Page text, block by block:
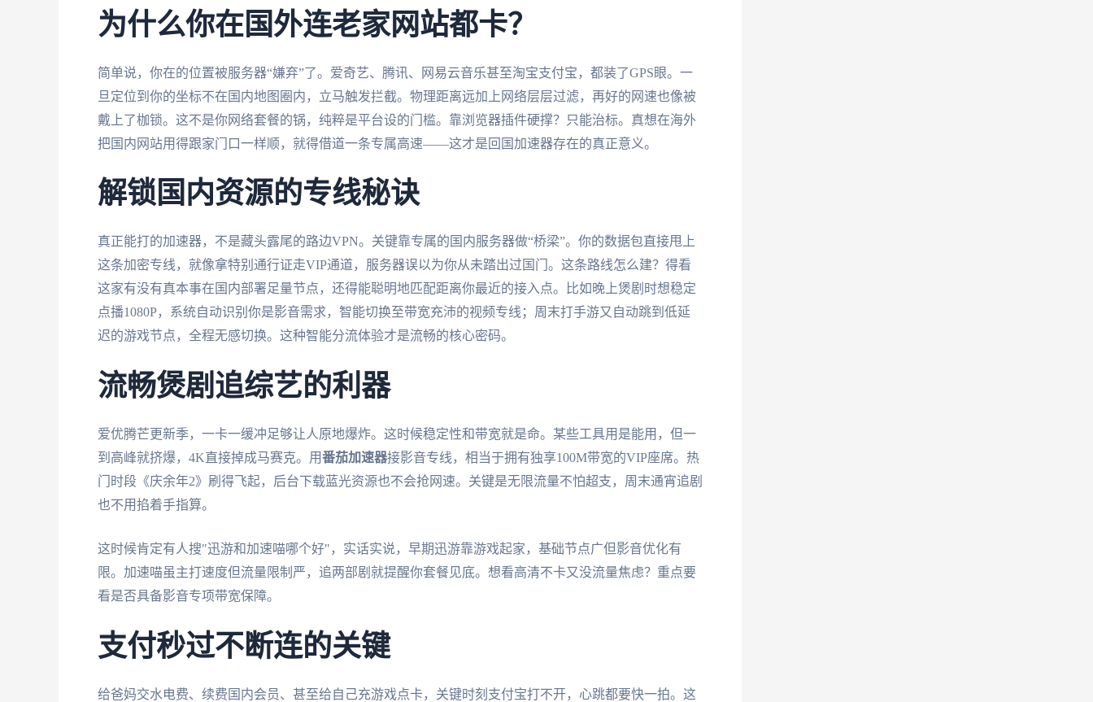
为什么你在国外连老家网站都卡？
简单说，你在的位置被服务器“嫌弃”了。爱奇艺、腾讯、网易云音乐甚至淘宝支付宝，都装了GPS眼。一
旦定位到你的坐标不在国内地图圈内，立马触发拦截。物理距离远加上网络层层过滤，再好的网速也像被
戴上了枷锁。这不是你网络套餐的锅，纯粹是平台设的门槛。靠浏览器插件硬撑？只能治标。真想在海外
把国内网站用得跟家门口一样顺，就得借道一条专属高速——这才是回国加速器存在的真正意义。
解锁国内资源的专线秘诀
真正能打的加速器，不是藏头露尾的路边VPN。关键靠专属的国内服务器做“桥梁”。你的数据包直接甩上
这条加密专线，就像拿特别通行证走VIP通道，服务器误以为你从未踏出过国门。这条路线怎么建？得看
这家有没有真本事在国内部署足量节点，还得能聪明地匹配距离你最近的接入点。比如晚上煲剧时想稳定
点播1080P，系统自动识别你是影音需求，智能切换至带宽充沛的视频专线；周末打手游又自动跳到低延
迟的游戏节点，全程无感切换。这种智能分流体验才是流畅的核心密码。
流畅煲剧追综艺的利器
爱优腾芒更新季，一卡一缓冲足够让人原地爆炸。这时候稳定性和带宽就是命。某些工具用是能用，但一
到高峰就挤爆，4K直接掉成马赛克。用番茄加速器接影音专线，相当于拥有独享100M带宽的VIP座席。热
门时段《庆余年2》刷得飞起，后台下载蓝光资源也不会抢网速。关键是无限流量不怕超支，周末通宵追剧
也不用掐着手指算。
这时候肯定有人搜"迅游和加速喵哪个好"，实话实说，早期迅游靠游戏起家，基础节点广但影音优化有
限。加速喵虽主打速度但流量限制严，追两部剧就提醒你套餐见底。想看高清不卡又没流量焦虑？重点要
看是否具备影音专项带宽保障。
支付秒过不断连的关键
给爸妈交水电费、续费国内会员、甚至给自己充游戏点卡，关键时刻支付宝打不开，心跳都要快一拍。这